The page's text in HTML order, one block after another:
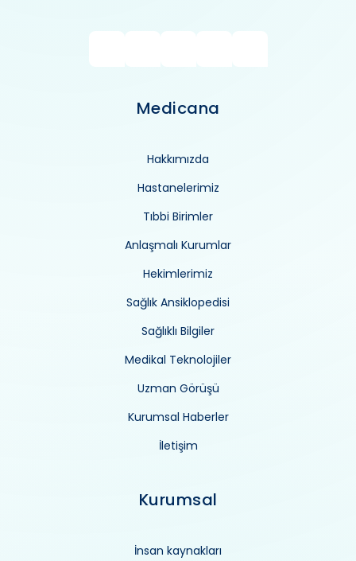
Medicana
Hakkımızda
Hastanelerimiz
Tıbbi Birimler
Anlaşmalı Kurumlar
Hekimlerimiz
Sağlık Ansiklopedisi
Sağlıklı Bilgiler
Medikal Teknolojiler
Uzman Görüşü
Kurumsal Haberler
İletişim
Kurumsal
İnsan kaynakları